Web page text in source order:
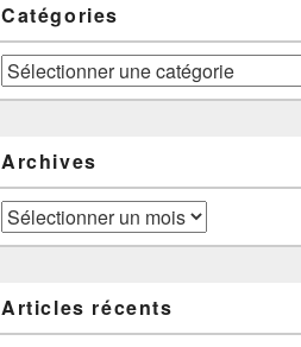
Catégories
Catégories
Archives
Archives
Articles récents